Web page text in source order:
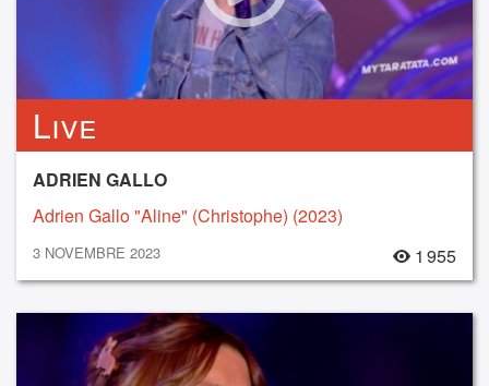
Live
ADRIEN GALLO
Adrien Gallo "Aline" (Christophe) (2023)
3 NOVEMBRE 2023 1 955